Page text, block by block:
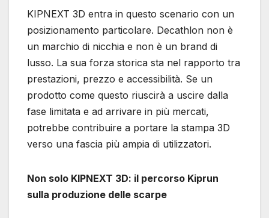
KIPNEXT 3D entra in questo scenario con un
posizionamento particolare. Decathlon non è
un marchio di nicchia e non è un brand di
lusso. La sua forza storica sta nel rapporto tra
prestazioni, prezzo e accessibilità. Se un
prodotto come questo riuscirà a uscire dalla
fase limitata e ad arrivare in più mercati,
potrebbe contribuire a portare la stampa 3D
verso una fascia più ampia di utilizzatori.
Non solo KIPNEXT 3D: il percorso Kiprun
sulla produzione delle scarpe